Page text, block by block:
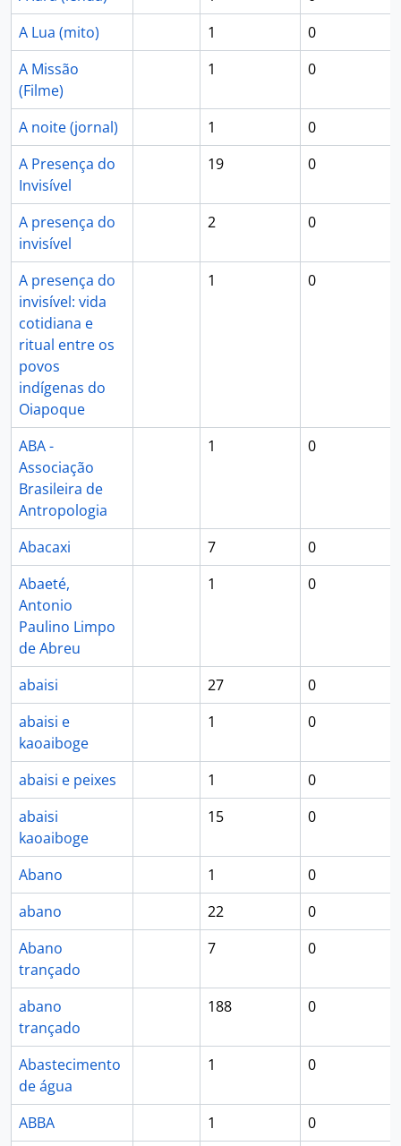
A Lua (mito)
1
0
A Missão
(Filme)
1 0
A noite (jornal) 1
0
A Presença do
Invisível
19 0
A presença do
invisível
2 0
A presença do
invisível: vida
cotidiana e
ritual entre os
povos
indígenas do
Oiapoque
1 0
ABA -
Associação
Brasileira de
Antropologia
1 0
Abacaxi 7
0
Abaeté,
Antonio
Paulino Limpo
de Abreu
1 0
abaisi 27
0
abaisi e
kaoaiboge
1 0
abaisi e peixes 1
0
abaisi
kaoaiboge
15 0
Abano 1
0
abano
22
0
Abano
trançado
7 0
abano
trançado
188 0
Abastecimento
de água
1 0
ABBA 1 0